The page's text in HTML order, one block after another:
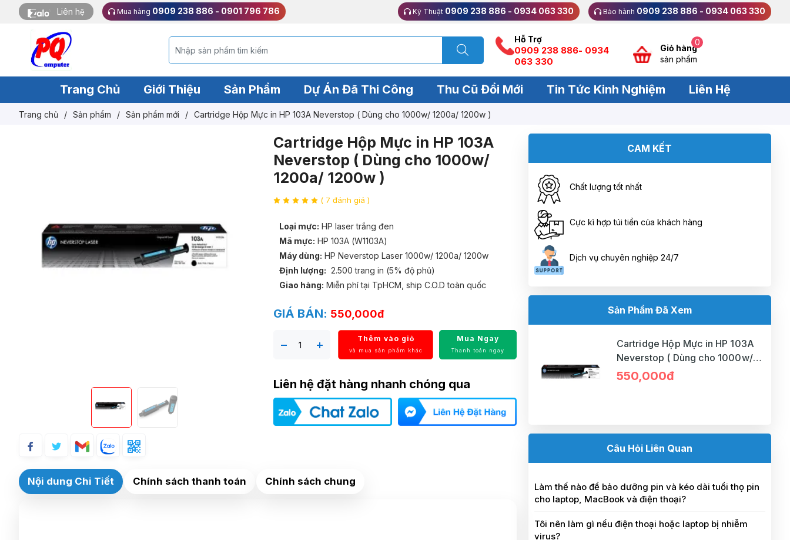
Liên hệ Mua hàng 0909 238 886 - 0901 796 786 Kỹ Thuật 0909 238 886 - 0934 063 330 Bảo hành 0909 238 886 - 0934 063 330
Hỗ Trợ
0909 238 886- 0934
063 330
Giỏ hàng
0
sản phẩm
Trang Chủ Giới Thiệu Sản Phẩm Dự Án Đã Thi Công Thu Cũ Đổi Mới Tin Tức Kinh Nghiệm Liên Hệ
Trang chủ / Sản phẩm / Sản phẩm mới / Cartridge Hộp Mực in HP 103A Neverstop ( Dùng cho 1000w/ 1200a/ 1200w )
Cartridge Hộp Mực in HP 103A
Neverstop ( Dùng cho 1000w/
1200a/ 1200w )
( 7 đánh giá )
Loại mực: HP laser trắng đen
Mã mực: HP 103A (W1103A)
Máy dùng: HP Neverstop Laser 1000w/ 1200a/ 1200w
Định lượng: 2.500 trang in (5% độ phủ)
Giao hàng: Miễn phí tại TpHCM, ship C.O.D toàn quốc
GIÁ BÁN: 550,000đ
Thêm vào giỏ
và mua sản phẩm khác
Mua Ngay
Thanh toán ngay
Liên hệ đặt hàng nhanh chóng qua
Nội dung Chi Tiết Chính sách thanh toán Chính sách chung
CAM KẾT
Chất lượng tốt nhất
Cực kì hợp túi tiền của khách hàng
Dịch vụ chuyên nghiệp 24/7
Sản Phẩm Đã Xem
Cartridge Hộp Mực in HP 103A
Neverstop ( Dùng cho 1000w/
1200a/ 1200w )
550,000đ
Câu Hỏi Liên Quan
Làm thế nào để bảo dưỡng pin và kéo dài tuổi thọ pin
cho laptop, MacBook và điện thoại?
Tôi nên làm gì nếu điện thoại hoặc laptop bị nhiễm
virus?